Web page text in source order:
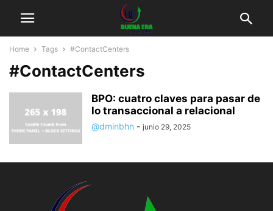
Home Tags #ContactCenters
#ContactCenters
BPO: cuatro claves para pasar de
lo transaccional a relacional
@dminbhn - junio 29, 2025